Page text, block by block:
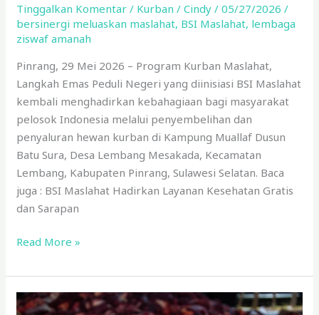
Tinggalkan Komentar / Kurban /Cindy/05/27/2026/
bersinergi meluaskan maslahat, BSI Maslahat, lembaga
ziswaf amanah
Pinrang, 29 Mei 2026 – Program Kurban Maslahat,
Langkah Emas Peduli Negeri yang diinisiasi BSI Maslahat
kembali menghadirkan kebahagiaan bagi masyarakat
pelosok Indonesia melalui penyembelihan dan
penyaluran hewan kurban di Kampung Muallaf Dusun
Batu Sura, Desa Lembang Mesakada, Kecamatan
Lembang, Kabupaten Pinrang, Sulawesi Selatan. Baca
juga : BSI Maslahat Hadirkan Layanan Kesehatan Gratis
dan Sarapan
Read More »
Ini